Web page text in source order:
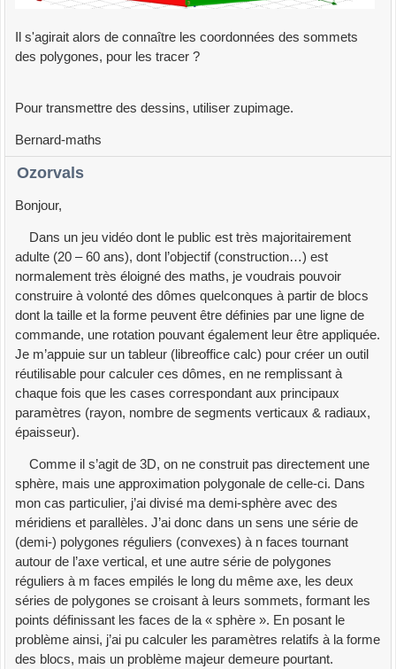
Il s'agirait alors de connaître les coordonnées des sommets
des polygones, pour les tracer ?
Pour transmettre des dessins, utiliser zupimage.
Bernard-maths
Ozorvals
Bonjour,
Dans un jeu vidéo dont le public est très majoritairement
adulte (20 – 60 ans), dont l’objectif (construction…) est
normalement très éloigné des maths, je voudrais pouvoir
construire à volonté des dômes quelconques à partir de blocs
dont la taille et la forme peuvent être définies par une ligne de
commande, une rotation pouvant également leur être appliquée.
Je m’appuie sur un tableur (libreoffice calc) pour créer un outil
réutilisable pour calculer ces dômes, en ne remplissant à
chaque fois que les cases correspondant aux principaux
paramètres (rayon, nombre de segments verticaux & radiaux,
épaisseur).
Comme il s’agit de 3D, on ne construit pas directement une
sphère, mais une approximation polygonale de celle-ci. Dans
mon cas particulier, j’ai divisé ma demi-sphère avec des
méridiens et parallèles. J’ai donc dans un sens une série de
(demi-) polygones réguliers (convexes) à n faces tournant
autour de l’axe vertical, et une autre série de polygones
réguliers à m faces empilés le long du même axe, les deux
séries de polygones se croisant à leurs sommets, formant les
points définissant les faces de la « sphère ». En posant le
problème ainsi, j’ai pu calculer les paramètres relatifs à la forme
des blocs, mais un problème majeur demeure pourtant.